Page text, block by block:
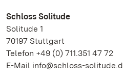
Schloss Solitude
Solitude 1
70197 Stuttgart
Telefon +49 (0) 711.351 47 72
E-Mail info@schloss-